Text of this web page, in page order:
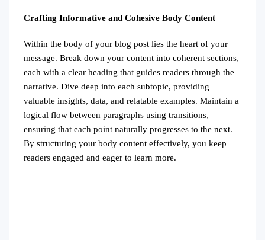
Crafting Informative and Cohesive Body Content
Within the body of your blog post lies the heart of your
message. Break down your content into coherent sections,
each with a clear heading that guides readers through the
narrative. Dive deep into each subtopic, providing
valuable insights, data, and relatable examples. Maintain a
logical flow between paragraphs using transitions,
ensuring that each point naturally progresses to the next.
By structuring your body content effectively, you keep
readers engaged and eager to learn more.